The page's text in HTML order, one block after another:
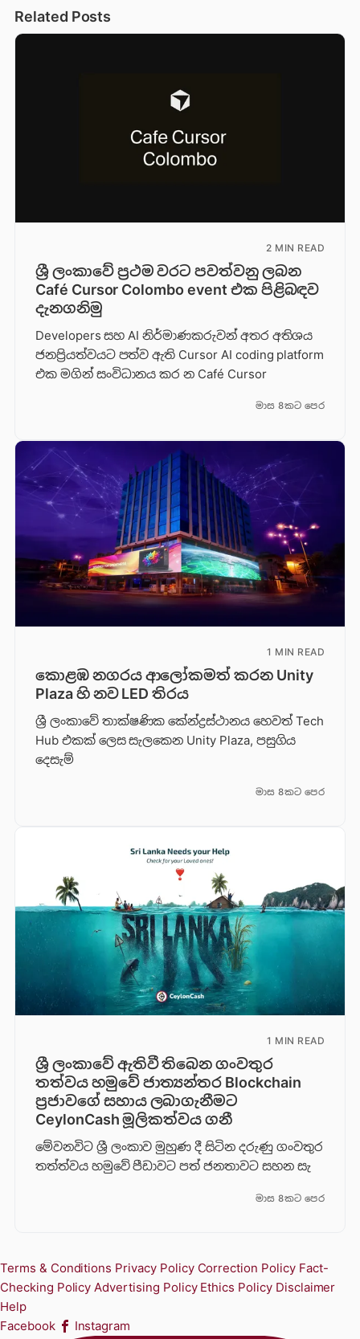
Related Posts
2 MIN READ
ශ්‍රී ලංකාවේ ප්‍රථම වරට පවත්වනු ලබන
Café Cursor Colombo event එක පිළිබඳව
දැනගනිමු
Developers සහ AI නිර්මාණකරුවන් අතර අතිශය
ජනප්‍රියත්වයට පත්ව ඇති Cursor AI coding platform
එක මගින් සංවිධානය කර න Café Cursor
මාස 8කට පෙර
1 MIN READ
කොළඹ නගරය ආලෝකමත් කරන Unity
Plaza හි නව LED තිරය
ශ්‍රී ලංකාවේ තාක්ෂණික කේන්ද්‍රස්ථානය හෙවත් Tech
Hub එකක් ලෙස සැලකෙන Unity Plaza, පසුගිය
දෙසැම්
මාස 8කට පෙර
1 MIN READ
ශ්‍රී ලංකාවේ ඇතිවී තිබෙන ගංවතුර
තත්වය හමුවේ ජාත්‍යන්තර Blockchain
ප්‍රජාවගේ සහාය ලබාගැනීමට
CeylonCash මූලිකත්වය ග​නී
මේවනවිට ශ්‍රී ලංකාව මුහුණ දී සිටින දරුණු ගංවතුර
තත්ත්වය හමුවේ පීඩාවට පත් ජනතාවට සහන සැ
මාස 8කට පෙර
Terms & Conditions Privacy Policy Correction Policy Fact-
Checking Policy Advertising Policy Ethics Policy Disclaimer
Help
Facebook
Instagram